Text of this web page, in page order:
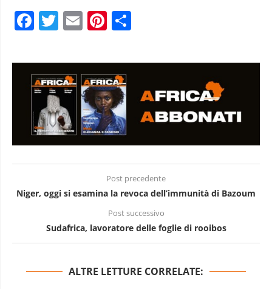
Facebook
Twitter
EmailPinterest
Post precedente
Niger, oggi si esamina la revoca dell’immunità di Bazoum
Post successivo
Sudafrica, lavoratore delle foglie di rooibos
ALTRE LETTURE CORRELATE: